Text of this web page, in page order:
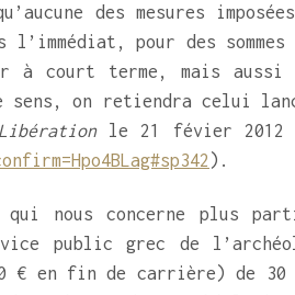
des mesures
pour des
à court terme, mais
sens, on retiendra celui
Libérationle 21 févier 2012 :
).
nous concerne plus
public grec de
en fin de carrière) de 30